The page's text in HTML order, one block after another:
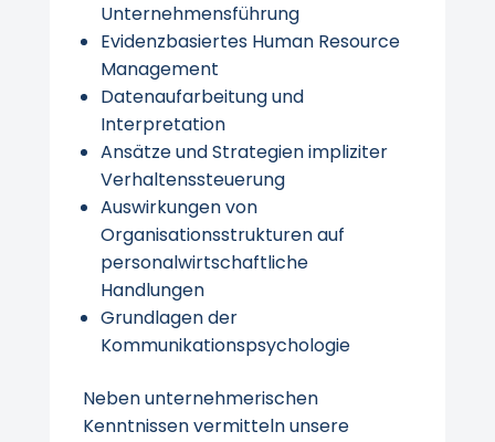
Unternehmensführung
Evidenzbasiertes Human Resource
Management
Datenaufarbeitung und
Interpretation
Ansätze und Strategien impliziter
Verhaltenssteuerung
Auswirkungen von
Organisationsstrukturen auf
personalwirtschaftliche
Handlungen
Grundlagen der
Kommunikationspsychologie
Neben unternehmerischen
Kenntnissen vermitteln unsere